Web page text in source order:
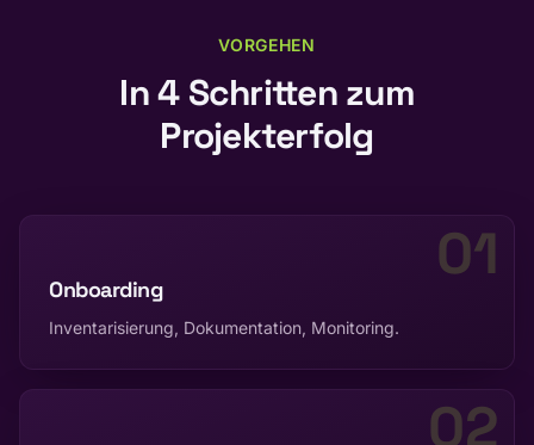
VORGEHEN
In4Schritten zum
Projekterfolg
01
Onboarding
Inventarisierung, Dokumentation, Monitoring.
02